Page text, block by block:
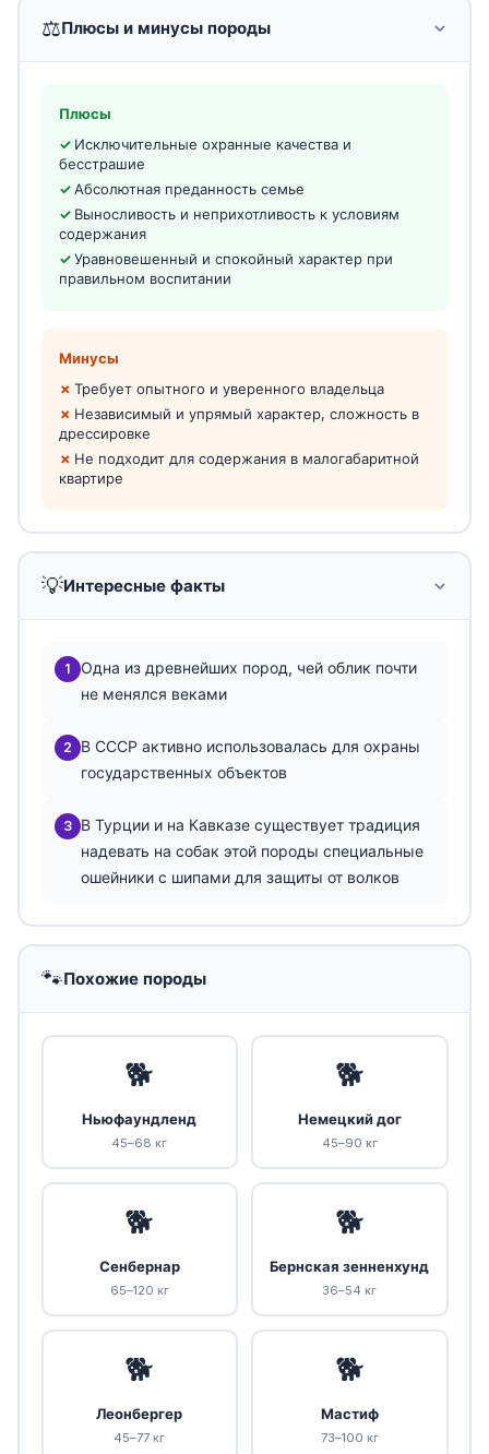
⚖️Плюсы и минусы породы
Плюсы
Исключительные охранные качества и
бесстрашие
Абсолютная преданность семье
Выносливость и неприхотливость к условиям
содержания
Уравновешенный и спокойный характер при
правильном воспитании
Минусы
Требует опытного и уверенного владельца
Независимый и упрямый характер, сложность в
дрессировке
Не подходит для содержания в малогабаритной
квартире
💡Интересные факты
1
Одна из древнейших пород, чей облик почти
не менялся веками
2 В СССР активно использовалась для охраны
государственных объектов
3 В Турции и на Кавказе существует традиция
надевать на собак этой породы специальные
ошейники с шипами для защиты от волков
🐾Похожие породы
🐕
Ньюфаундленд
45–68 кг
🐕
Немецкий дог
45–90 кг
🐕
Сенбернар
65–120 кг
🐕
Бернская зенненхунд
36–54 кг
🐕
Леонбергер
45–77 кг
🐕
Мастиф
73–100 кг